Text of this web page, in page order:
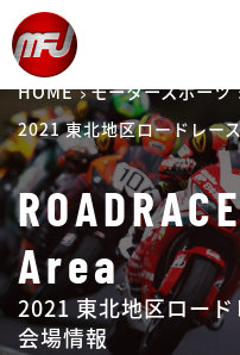
HOME モータースポーツ
2021 東北地区ロードレー
Area
2021 東北地区ロード
会場情報